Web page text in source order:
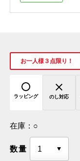
お一人様３点限り！
ラッピング のし対応
在庫： ○
数量